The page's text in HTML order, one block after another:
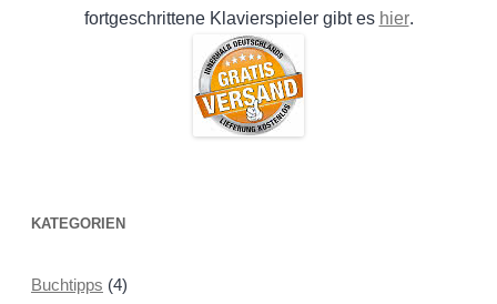
fortgeschrittene Klavierspieler gibt es hier.
KATEGORIEN
Buchtipps (4)